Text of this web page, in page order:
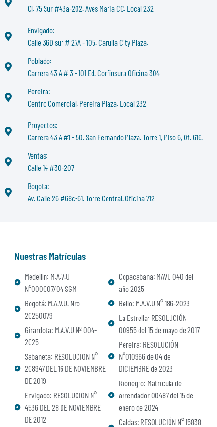
Cl. 75 Sur #43a-202. Aves Maria CC. Local 232
Envigado:
Calle 36D sur # 27A - 105. Carulla City Plaza.
Poblado:
Carrera 43 A # 3 - 101 Ed. Corfinsura Oficina 304
Pereira:
Centro Comercial. Pereira Plaza. Local 232
Proyectos:
Carrera 43 A #1 - 50. San Fernando Plaza. Torre 1, Piso 6, Of. 616.
Ventas:
Calle 14 #30-207
Bogotá:
Av. Calle 26 #68c-61. Torre Central. Oficina 712
Nuestras Matrículas
Medellín: M.A.V.U
N°000007/04 SGM
Bogotá: M.A.V.U. Nro
20250079
Girardota: M.A.V.U Nº 004-
2025
Sabaneta: RESOLUCION N°
208947 DEL 16 DE NOVIEMBRE
DE 2019
Envigado: RESOLUCION N°
4536 DEL 28 DE NOVIEMBRE
DE 2012
Copacabana: MAVU 040 del
año 2025
Bello: M.A.V.U N° 186-2023
La Estrella: RESOLUCIÓN
00955 del 15 de mayo de 2017
Pereira: RESOLUCIÓN
N°010966 de 04 de
DICIEMBRE de 2023
Rionegro: Matricula de
arrendador 00487 del 15 de
enero de 2024
Caldas: RESOLUCIÓN N° 15838